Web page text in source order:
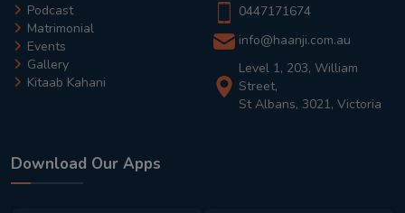
Podcast
Matrimonial
Events
Gallery
Kitaab Kahani
0447171674
info@haanji.com.au
Level 1, 203, William
Street,
St Albans, 3021, Victoria
Download Our Apps